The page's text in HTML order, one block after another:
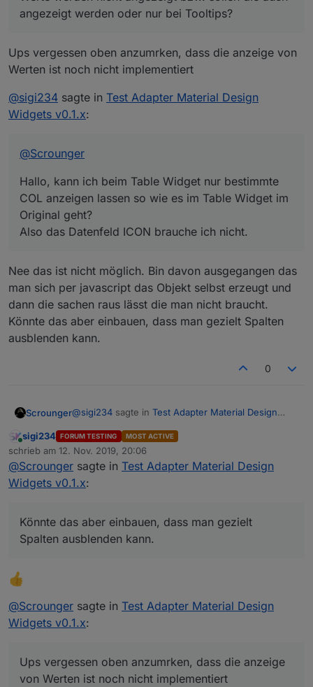
Das mit der Zeit unten , wie muss oder was muss ich
wo eingeben das es so aussieht : Mi 15:00
angezeigt werden oder nur bei Tooltips?
Ups vergessen oben anzumrken, dass die anzeige von
Werten ist noch nicht implementiert
@sigi234 sagte in Test Adapter Material Design
Widgets v0.1.x:
@Scrounger
Hallo, kann ich beim Table Widget nur bestimmte
COL anzeigen lassen so wie es im Table Widget im
Original geht?
Also das Datenfeld ICON brauche ich nicht.
Nee das ist nicht möglich. Bin davon ausgegangen das
man sich per javascript das Objekt selbst erzeugt und
dann die sachen raus lässt die man nicht braucht.
Könnte das aber einbauen, dass man gezielt Spalten
ausblenden kann.
0
Scrounger@sigi234 sagte in Test Adapter Material Design
@ Scrounger
Werte werden nicht angezeigt bzw. sollen die
Ups vergessen oben anzumrken, dass die anzeige
von Werten ist noch nicht implementiert
Widgets v0.1.x
@Scrounger
Also das Datenfeld ICON brauche ich nicht.
nicht braucht.
Könnte das aber einbauen, dass man gezielt
Spalten ausblenden kann.
Online
sigi234 FORUM TESTING MOST ACTIVE
schrieb am 12. Nov. 2019, 20:06
zuletzt editiert von
@Scrounger sagte in Test Adapter Material Design
Widgets v0.1.x:
Könnte das aber einbauen, dass man gezielt
Spalten ausblenden kann.
@Scrounger sagte in Test Adapter Material Design
Widgets v0.1.x:
Ups vergessen oben anzumrken, dass die anzeige
von Werten ist noch nicht implementiert